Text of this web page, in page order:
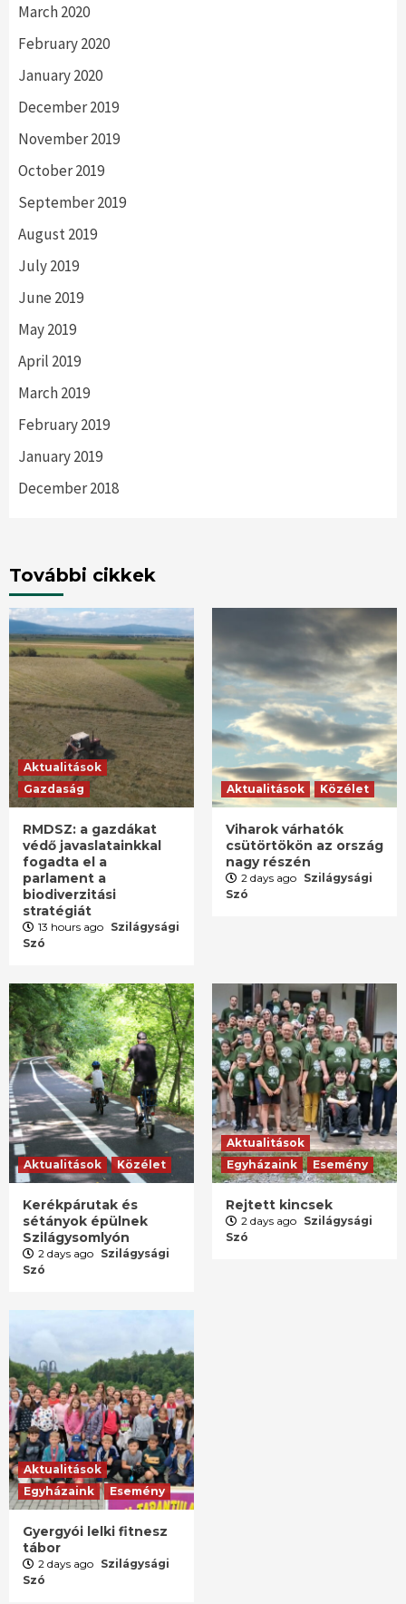
March 2020
February 2020
January 2020
December 2019
November 2019
October 2019
September 2019
August 2019
July 2019
June 2019
May 2019
April 2019
March 2019
February 2019
January 2019
December 2018
További cikkek
Aktualitások
Gazdaság
RMDSZ: a gazdákat
védő javaslatainkkal
fogadta el a
parlament a
biodiverzitási
stratégiát
13 hours ago Szilágysági
Szó
Aktualitások Közélet
Viharok várhatók
csütörtökön az ország
nagy részén
2 days ago Szilágysági
Szó
Aktualitások Közélet
Kerékpárutak és
sétányok épülnek
Szilágysomlyón
2 days ago Szilágysági
Szó
Aktualitások
Egyházaink
Esemény
Rejtett kincsek
2 days ago Szilágysági
Szó
Aktualitások
Egyházaink
Esemény
Gyergyói lelki fitnesz
tábor
2 days ago Szilágysági
Szó